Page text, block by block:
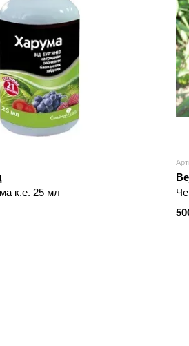
к.е. 25 мл